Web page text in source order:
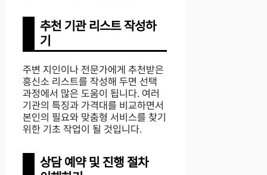
추천 기관 리스트 작성하
기
주변 지인이나 전문가에게 추천받은
흥신소 리스트를 작성해 두면 선택
과정에서 많은 도움이 됩니다. 여러
기관의 특징과 가격대를 비교하면서
본인의 필요와 맞춤형 서비스를 찾기
위한 기초 작업이 될 것입니다.
상담 예약 및 진행 절차